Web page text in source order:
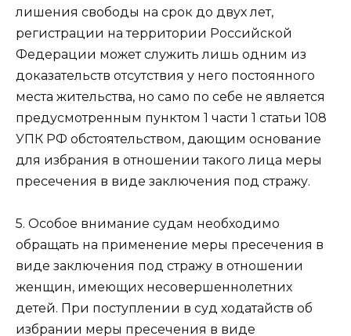
лишения свободы на срок до двух лет,
регистрации на территории Российской
Федерации может служить лишь одним из
доказательств отсутствия у него постоянного
места жительства, но само по себе не является
предусмотренным пунктом 1 части 1 статьи 108
УПК РФ обстоятельством, дающим основание
для избрания в отношении такого лица меры
пресечения в виде заключения под стражу.
5. Особое внимание судам необходимо
обращать на применение меры пресечения в
виде заключения под стражу в отношении
женщин, имеющих несовершеннолетних
детей. При поступлении в суд ходатайств об
избрании меры пресечения в виде